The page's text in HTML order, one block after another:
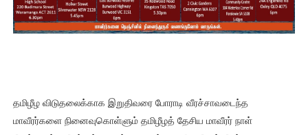
தமிழீழ விடுதலைக்காக இறுதிவரை போராடி வீரச்சாவடைந்த
மாவீரர்களை நினைவுகொள்ளும் தமிழீழத் தேசிய மாவீரர் நாள்